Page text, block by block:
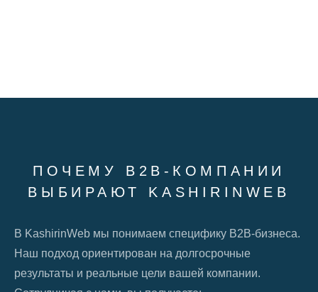
ПОЧЕМУ B2B-КОМПАНИИ
ВЫБИРАЮТ KASHIRINWEB
В KashirinWeb мы понимаем специфику B2B-бизнеса.
Наш подход ориентирован на долгосрочные
результаты и реальные цели вашей компании.